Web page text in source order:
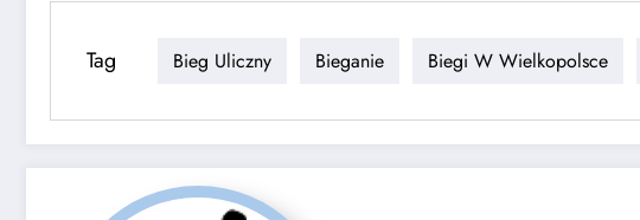
Tag Bieg Uliczny Bieganie Biegi W Wielkopolsce